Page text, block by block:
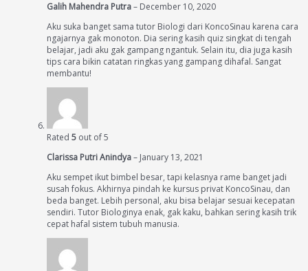
Galih Mahendra Putra– December 10, 2020
Aku suka banget sama tutor Biologi dari KoncoSinau karena cara
ngajarnya gak monoton. Dia sering kasih quiz singkat di tengah
belajar, jadi aku gak gampang ngantuk. Selain itu, dia juga kasih
tips cara bikin catatan ringkas yang gampang dihafal. Sangat
membantu!
Rated 5 out of 5
Clarissa Putri Anindya– January 13, 2021
Aku sempet ikut bimbel besar, tapi kelasnya rame banget jadi
susah fokus. Akhirnya pindah ke kursus privat KoncoSinau, dan
beda banget. Lebih personal, aku bisa belajar sesuai kecepatan
sendiri. Tutor Biologinya enak, gak kaku, bahkan sering kasih trik
cepat hafal sistem tubuh manusia.